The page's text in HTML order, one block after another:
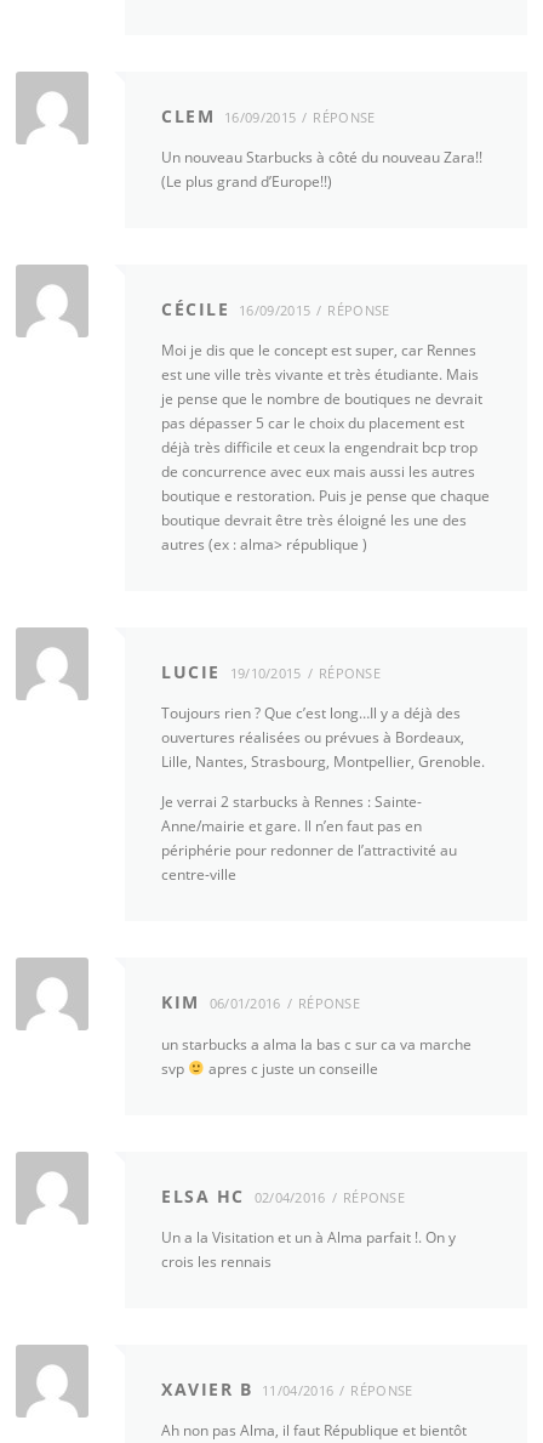
CLEM 16/09/2015 RÉPONSE
Un nouveau Starbucks à côté du nouveau Zara!!
(Le plus grand d’Europe!!)
CÉCILE 16/09/2015 RÉPONSE
Moi je dis que le concept est super, car Rennes
est une ville très vivante et très étudiante. Mais
je pense que le nombre de boutiques ne devrait
pas dépasser 5 car le choix du placement est
déjà très difficile et ceux la engendrait bcp trop
de concurrence avec eux mais aussi les autres
boutique e restoration. Puis je pense que chaque
boutique devrait être très éloigné les une des
autres (ex : alma> république )
LUCIE 19/10/2015 RÉPONSE
Toujours rien ? Que c’est long…Il y a déjà des
ouvertures réalisées ou prévues à Bordeaux,
Lille, Nantes, Strasbourg, Montpellier, Grenoble.
Je verrai 2 starbucks à Rennes : Sainte-
Anne/mairie et gare. Il n’en faut pas en
périphérie pour redonner de l’attractivité au
centre-ville
KIM 06/01/2016 RÉPONSE
un starbucks a alma la bas c sur ca va marche
svp
apres c juste un conseille
ELSA HC 02/04/2016 RÉPONSE
Un a la Visitation et un à Alma parfait !. On y
crois les rennais
XAVIER B 11/04/2016 RÉPONSE
Ah non pas Alma, il faut République et bientôt